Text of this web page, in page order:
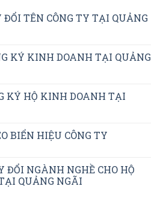
TÊN CÔNG TY TẠI QUẢNG
KÝ KINH DOANH TẠI QUẢNG
KÝ HỘ KINH DOANH TẠI
BIỂN HIỆU CÔNG TY
ĐỔI NGÀNH NGHỀ CHO HỘ
QUẢNG NGÃI